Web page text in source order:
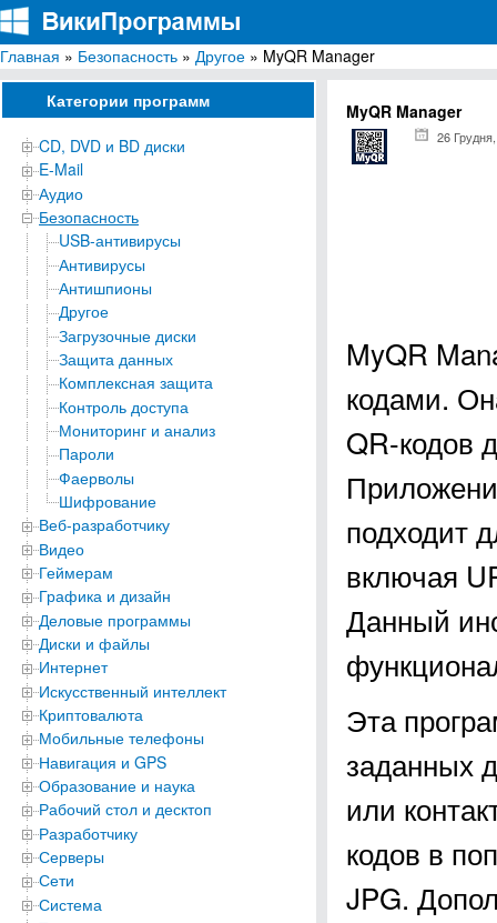
ВикиПрограммы
Энциклопедия бесплатных компьютерных программ для Windows
Главная » Безопасность » Другое » MyQR Manager
Категории программ
CD, DVD и BD диски
E-Mail
Аудио
Безопасность
USB-антивирусы
Антивирусы
Антишпионы
Другое
Загрузочные диски
Защита данных
Комплексная защита
Контроль доступа
Мониторинг и анализ
Пароли
Фаерволы
Шифрование
Веб-разработчику
Видео
Геймерам
Графика и дизайн
Деловые программы
Диски и файлы
Интернет
Искусственный интеллект
Криптовалюта
Мобильные телефоны
Навигация и GPS
Образование и наука
Рабочий стол и десктоп
Разработчику
Серверы
Сети
Система
MyQR Manager
26
MyQR
кодами.
QR-кодов
подходит
включая
Данный
Эта
заданных
или
кодов в
JPG.